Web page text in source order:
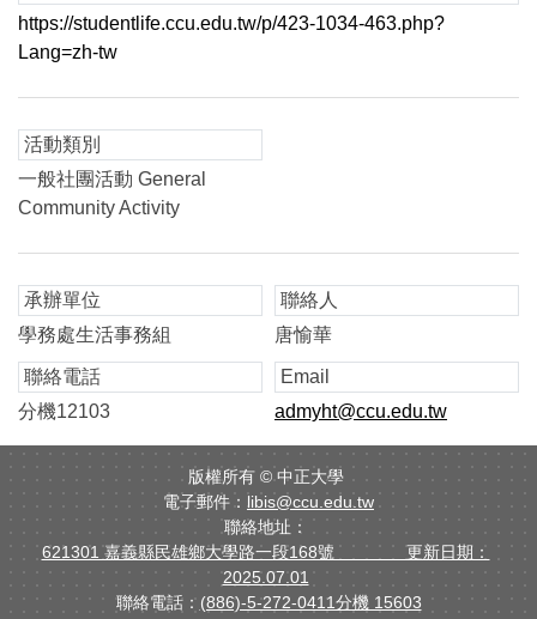
https://studentlife.ccu.edu.tw/p/423-1034-463.php?
Lang=zh-tw
活動類別
一般社團活動 General
Community Activity
承辦單位
學務處生活事務組
聯絡人
唐愉華
聯絡電話
分機12103
Email
admyht@ccu.edu.tw
版權所有 © 中正大學
電子郵件： libis@ccu.edu.tw
聯絡地址：
621301 嘉義縣民雄鄉大學路一段168號 更新日期：
2025.07.01
聯絡電話： (886)-5-272-0411分機 15603